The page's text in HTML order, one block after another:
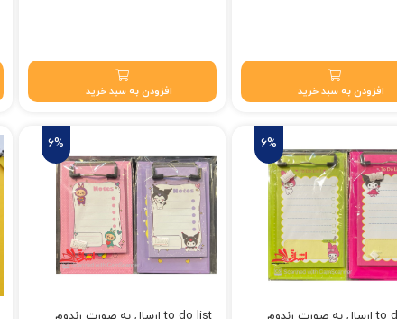
افزودن به سبد خرید افزودن به سبد خرید
6%
6%